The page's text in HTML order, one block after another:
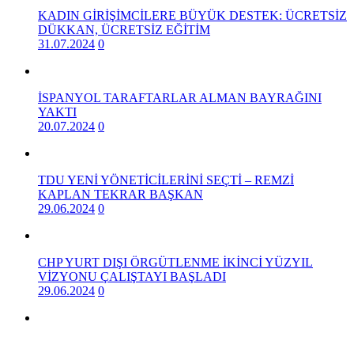
KADIN GİRİŞİMCİLERE BÜYÜK DESTEK: ÜCRETSİZ
DÜKKAN, ÜCRETSİZ EĞİTİM
31.07.2024 0
İSPANYOL TARAFTARLAR ALMAN BAYRAĞINI
YAKTI
20.07.2024 0
TDU YENİ YÖNETİCİLERİNİ SEÇTİ – REMZİ
KAPLAN TEKRAR BAŞKAN
29.06.2024 0
CHP YURT DIŞI ÖRGÜTLENME İKİNCİ YÜZYIL
VİZYONU ÇALIŞTAYI BAŞLADI
29.06.2024 0